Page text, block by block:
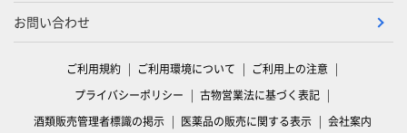
お問い合わせ
ご利用規約 ご利用環境について
ご利用上の注意
プライバシーポリシー
古物営業法に基づく表記
酒類販売管理者標識の掲示
医薬品の販売に関する表示 会社案内